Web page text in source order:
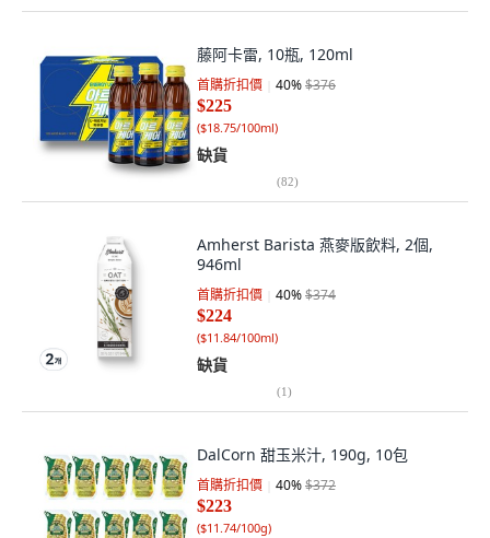
藤阿卡雷, 10瓶, 120ml
首購折扣價 40%$376
$225
($18.75/100ml)
缺貨
(82)
Amherst Barista 燕麥版飲料, 2個,
946ml
首購折扣價 40%$374
$224
($11.84/100ml)
缺貨
(1)
DalCorn 甜玉米汁, 190g, 10包
首購折扣價 40%$372
$223
($11.74/100g)